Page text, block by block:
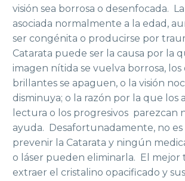
visión sea borrosa o desenfocada.
asociada normalmente a la edad,
ser congénita o producirse por
Catarata puede ser la causa por la
imagen nítida se vuelva borrosa, los
brillantes se apaguen, o la visión
disminuya; o la razón por la que los
lectura o los progresivos parezcan
ayuda. Desafortunadamente, no es
prevenir la Catarata y ningún
o láser pueden eliminarla. El mejor
extraer el cristalino opacificado y